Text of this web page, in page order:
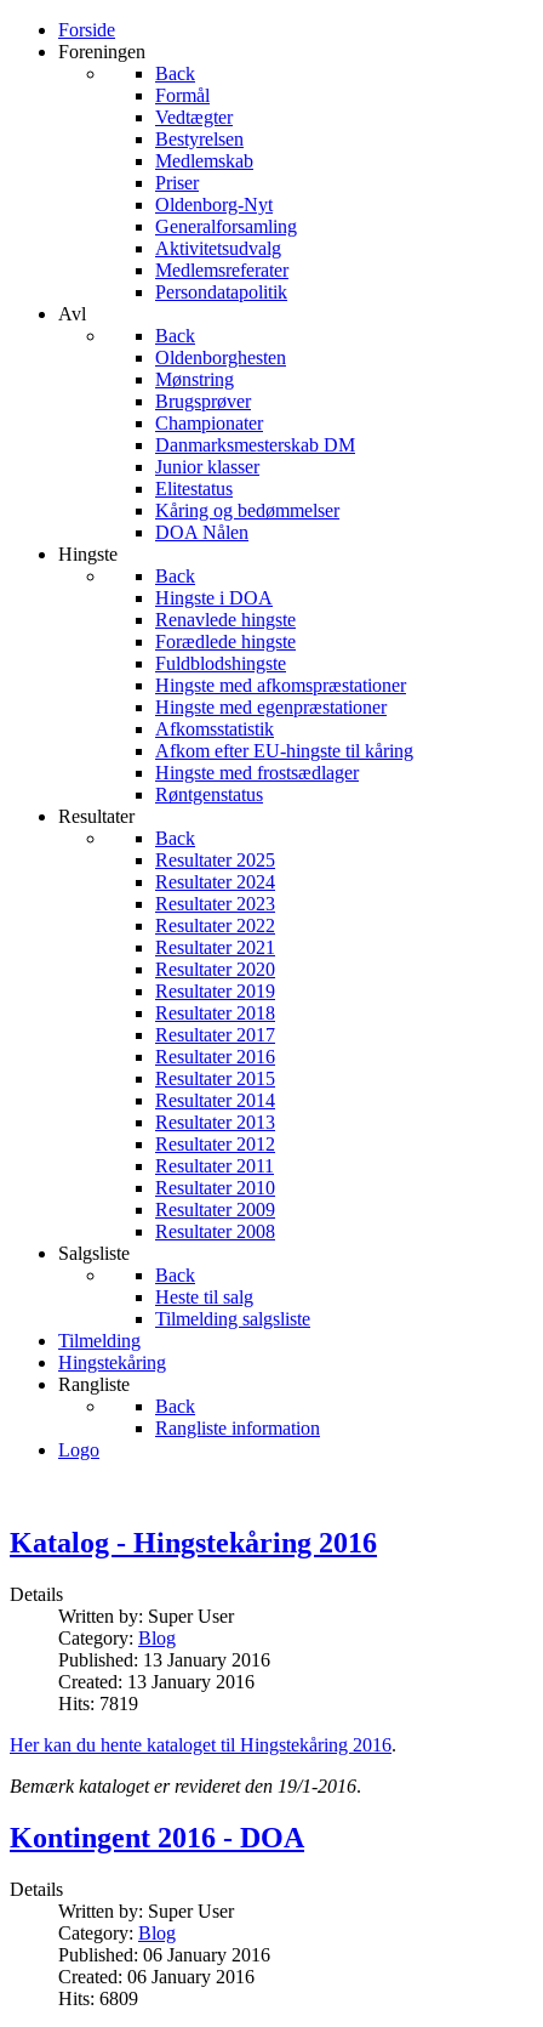
Forside
Foreningen
Back
Formål
Vedtægter
Bestyrelsen
Medlemskab
Priser
Oldenborg-Nyt
Generalforsamling
Aktivitetsudvalg
Medlemsreferater
Persondatapolitik
Avl
Back
Oldenborghesten
Mønstring
Brugsprøver
Championater
Danmarksmesterskab DM
Junior klasser
Elitestatus
Kåring og bedømmelser
DOA Nålen
Hingste
Back
Hingste i DOA
Renavlede hingste
Forædlede hingste
Fuldblodshingste
Hingste med afkomspræstationer
Hingste med egenpræstationer
Afkomsstatistik
Afkom efter EU-hingste til kåring
Hingste med frostsædlager
Røntgenstatus
Resultater
Back
Resultater 2025
Resultater 2024
Resultater 2023
Resultater 2022
Resultater 2021
Resultater 2020
Resultater 2019
Resultater 2018
Resultater 2017
Resultater 2016
Resultater 2015
Resultater 2014
Resultater 2013
Resultater 2012
Resultater 2011
Resultater 2010
Resultater 2009
Resultater 2008
Salgsliste
Back
Heste til salg
Tilmelding salgsliste
Tilmelding
Hingstekåring
Rangliste
Back
Rangliste information
Logo
Katalog - Hingstekåring 2016
Details
Written by: Super User
Category: Blog
Published: 13 January 2016
Created: 13 January 2016
Hits: 7819
Her kan du hente kataloget til Hingstekåring 2016.
Bemærk kataloget er revideret den 19/1-2016.
Kontingent 2016 - DOA
Details
Written by: Super User
Category: Blog
Published: 06 January 2016
Created: 06 January 2016
Hits: 6809